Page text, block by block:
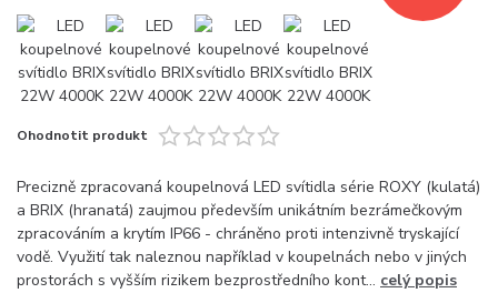
Ohodnotit produkt
Precizně zpracovaná koupelnová LED svítidla série ROXY (kulatá)
a BRIX (hranatá) zaujmou především unikátním bezrámečkovým
zpracováním a krytím IP66 - chráněno proti intenzivně tryskající
vodě. Využití tak naleznou například v koupelnách nebo v jiných
prostorách s vyšším rizikem bezprostředního kont... celý popis